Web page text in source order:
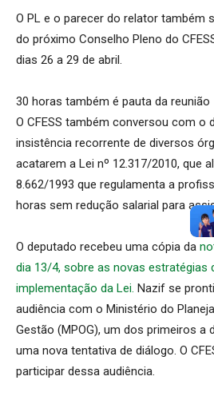
O PL e o parecer do relator também
do próximo Conselho Pleno do
dias 26 a 29 de abril.
30 horas também é pauta da reunião
O CFESS também conversou com o
insistência recorrente de diversos
acatarem a Lei nº 12.317/2010, que
8.662/1993 que regulamenta a
horas sem redução salarial para
O deputado recebeu uma cópia da
dia 13/4, sobre as novas estratégias
implementação da Lei. Nazif se
audiência com o Ministério do
Gestão (MPOG), um dos primeiros a
uma nova tentativa de diálogo. O
participar dessa audiência.